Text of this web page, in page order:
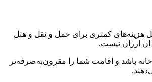
هزینه‌های کمتری برای حمل و نقل و هتل
ارزان نیست.
باشد و اقامت شما را مقرون‌به‌صرفه‌تر